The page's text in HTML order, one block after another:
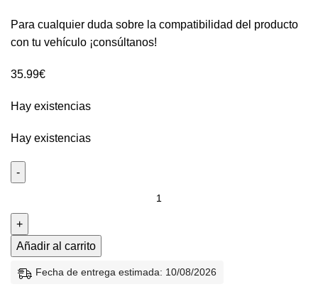
Para cualquier duda sobre la compatibilidad del producto
con tu vehículo ¡consúltanos!
35.99€
Hay existencias
Hay existencias
Añadir al carrito
Fecha de entrega estimada: 10/08/2026